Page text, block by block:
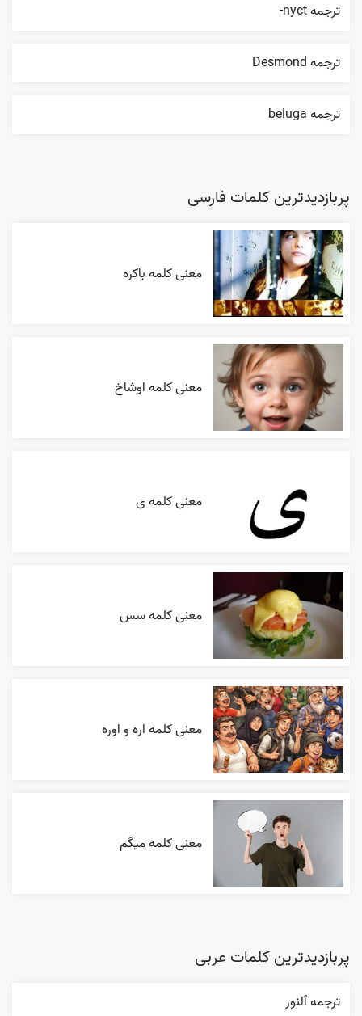
ترجمه nyct-
ترجمه Desmond
ترجمه beluga
پربازدیدترین کلمات فارسی
معنی کلمه باکره
معنی کلمه اوشاخ
معنی کلمه ی
معنی کلمه سس
معنی کلمه اره و اوره
معنی کلمه میگم
پربازدیدترین کلمات عربی
ترجمه ٱلنور